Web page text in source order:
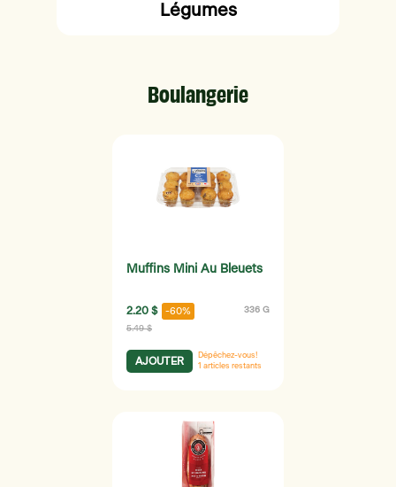
Légumes
Boulangerie
Muffins Mini Au Bleuets
2.20 $ -60% 336 G
5.49 $
AJOUTER
Dépêchez-vous!
1 articles restants